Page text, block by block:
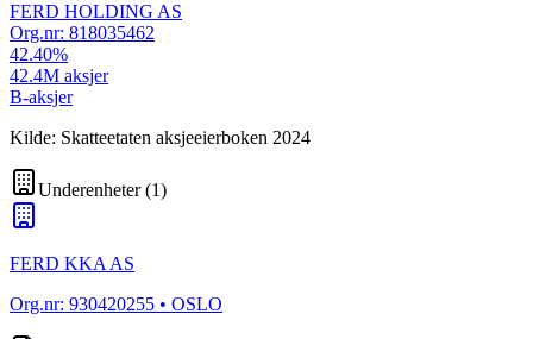
FERD HOLDING AS
Org.nr: 818035462
42.40%
42.4M aksjer
B-aksjer
Kilde: Skatteetaten aksjeeierboken 2024
Underenheter(1)
FERD KKA AS
Org.nr: 930420255 • OSLO